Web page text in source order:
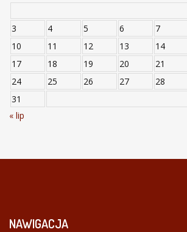
3
4 5 6 7
10
11 12 13 14
17
18 19 20 21
24
25 26 27 28
31
« lip
NAWIGACJA